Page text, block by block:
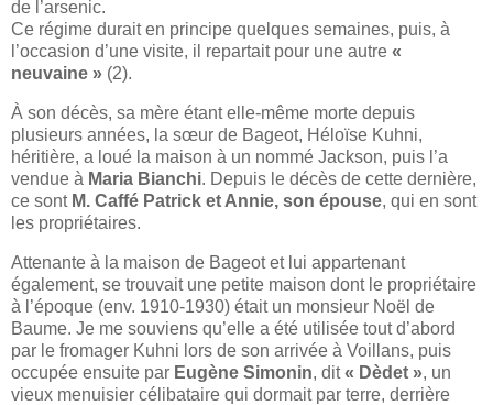
de l’arsenic.
Ce régime durait en principe quelques semaines, puis, à
l’occasion d’une visite, il repartait pour une autre «
neuvaine » (2).
À son décès, sa mère étant elle-même morte depuis
plusieurs années, la sœur de Bageot, Héloïse Kuhni,
héritière, a loué la maison à un nommé Jackson, puis l’a
vendue à Maria Bianchi. Depuis le décès de cette dernière,
ce sont M. Caffé Patrick et Annie, son épouse, qui en sont
les propriétaires.
Attenante à la maison de Bageot et lui appartenant
également, se trouvait une petite maison dont le propriétaire
à l’époque (env. 1910-1930) était un monsieur Noël de
Baume. Je me souviens qu’elle a été utilisée tout d’abord
par le fromager Kuhni lors de son arrivée à Voillans, puis
occupée ensuite par Eugène Simonin, dit« Dèdet », un
vieux menuisier célibataire qui dormait par terre, derrière